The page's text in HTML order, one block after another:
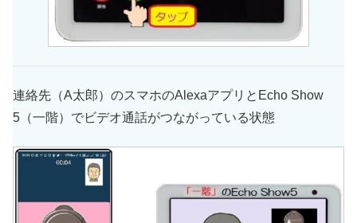
連絡先（A太郎）のスマホのAlexaアプリとEcho Show
5（一階）でビデオ通話がつながっている状態